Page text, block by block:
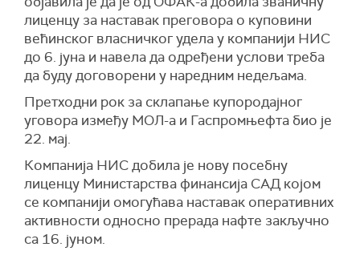
лиценцу за наставак преговора о куповини
већинског власничког удела у компанији НИС
до 6. јуна и навела да одређени услови треба
да буду договорени у наредним недељама.
Претходни рок за склапање купородајног
уговора између МОЛ-а и Гаспромњефта био је
22. мај.
Компанија НИС добила је нову посебну
лиценцу Министарства финансија САД којом
се компанији омогућава наставак оперативних
активности односно прерада нафте закључно
са 16. јуном.